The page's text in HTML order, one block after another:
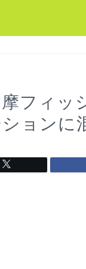
フィッ
ョンに